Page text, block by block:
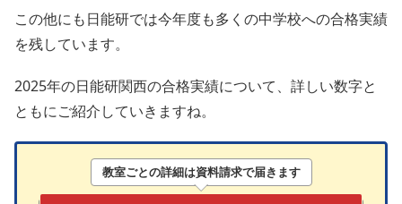
この他にも日能研では今年度も多くの中学校への合格実績
を残しています。
2025年の日能研関西の合格実績について、詳しい数字と
ともにご紹介していきますね。
教室ごとの詳細は資料請求で届きます